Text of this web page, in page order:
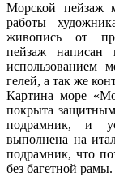
Морской пейзаж
работы
живопись от
пейзаж написан
использованием
гелей, а так же
Картина море
покрыта защитным
подрамник, и
выполнена на
подрамник, что
без багетной рамы.